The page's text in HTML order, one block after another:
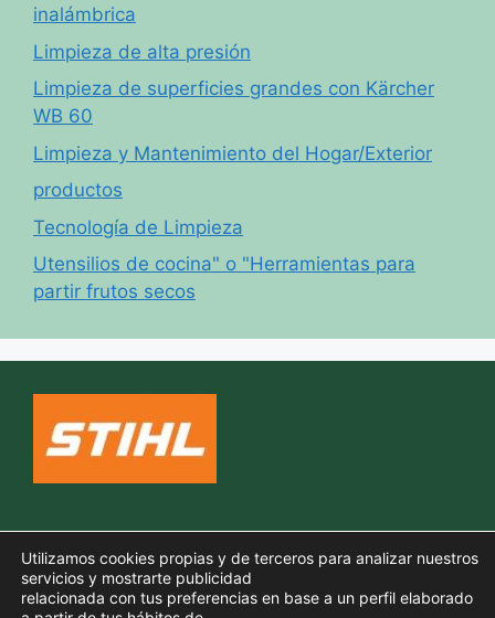
inalámbrica
Limpieza de alta presión
Limpieza de superficies grandes con Kärcher
WB 60
Limpieza y Mantenimiento del Hogar/Exterior
productos
Tecnología de Limpieza
Utensilios de cocina" o "Herramientas para
partir frutos secos
Aviso legal
Utilizamos cookies propias y de terceros para analizar nuestros
servicios y mostrarte publicidad
relacionada con tus preferencias en base a un perfil elaborado